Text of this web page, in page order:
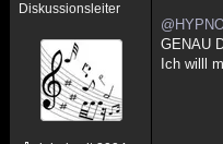
Diskussionsleiter
GENAU
Ich willl